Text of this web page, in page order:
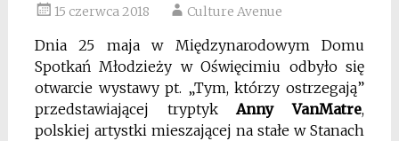
15 czerwca 2018 Culture Avenue
Dnia 25 maja w Międzynarodowym Domu
Spotkań Młodzieży w Oświęcimiu odbyło się
otwarcie wystawy pt. „Tym, którzy ostrzegają”
przedstawiającej tryptykAnny VanMatre,
polskiej artystki mieszającej na stałe w Stanach